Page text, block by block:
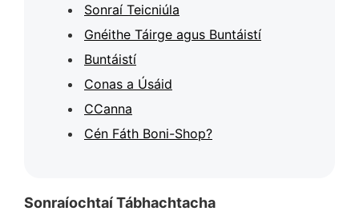
Sonraí Teicniúla
Gnéithe Táirge agus Buntáistí
Buntáistí
Conas a Úsáid
CCanna
Cén Fáth Boni-Shop?
Sonraíochtaí Tábhachtacha